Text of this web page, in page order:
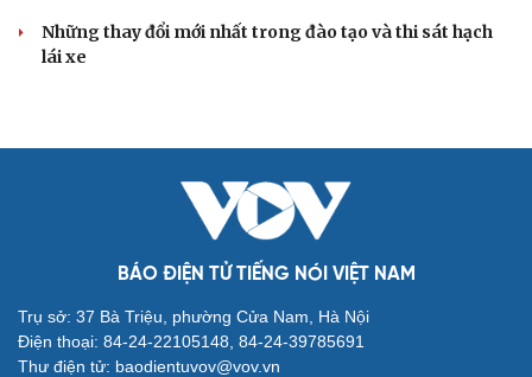
Những thay đổi mới nhất trong đào tạo và thi sát hạch
lái xe
BÁO ĐIỆN TỬ TIẾNG NÓI VIỆT NAM
Trụ sở: 37 Bà Triệu, phường Cửa Nam, Hà Nội
Điện thoại: 84-24-22105148, 84-24-39785691
Thư điện tử: baodientuvov@vov.vn